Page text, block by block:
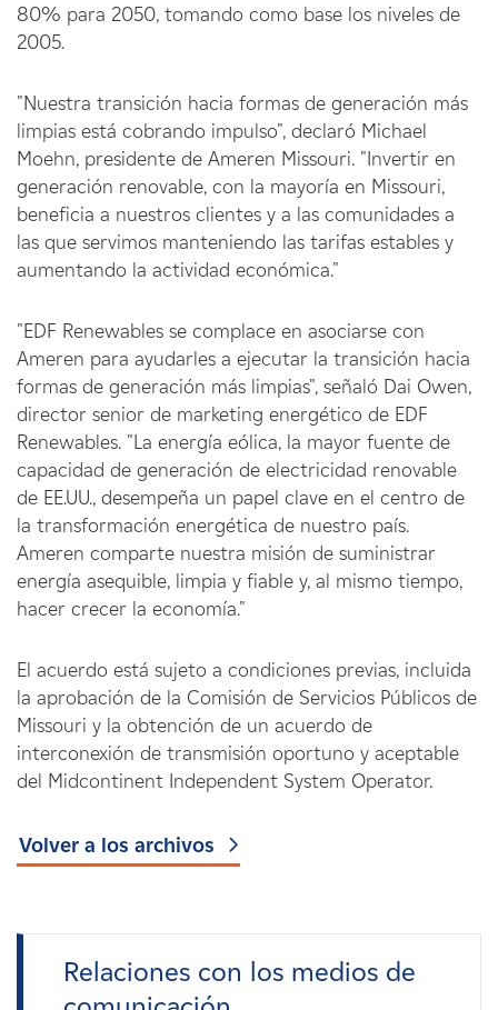
80% para 2050, tomando como base los niveles de
2005.
"Nuestra transición hacia formas de generación más
limpias está cobrando impulso", declaró Michael
Moehn, presidente de Ameren Missouri. "Invertir en
generación renovable, con la mayoría en Missouri,
beneficia a nuestros clientes y a las comunidades a
las que servimos manteniendo las tarifas estables y
aumentando la actividad económica."
"EDF Renewables se complace en asociarse con
Ameren para ayudarles a ejecutar la transición hacia
formas de generación más limpias", señaló Dai Owen,
director senior de marketing energético de EDF
Renewables. "La energía eólica, la mayor fuente de
capacidad de generación de electricidad renovable
de EE.UU., desempeña un papel clave en el centro de
la transformación energética de nuestro país.
Ameren comparte nuestra misión de suministrar
energía asequible, limpia y fiable y, al mismo tiempo,
hacer crecer la economía."
El acuerdo está sujeto a condiciones previas, incluida
la aprobación de la Comisión de Servicios Públicos de
Missouri y la obtención de un acuerdo de
interconexión de transmisión oportuno y aceptable
del Midcontinent Independent System Operator.
Volver a los archivos
Relaciones con los medios de